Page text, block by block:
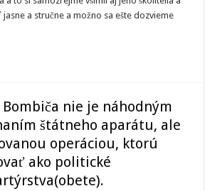
a stručne a možno sa ešte dozvieme
nie je náhodným
štátneho aparátu, ale
operáciou, ktorú
ako politické